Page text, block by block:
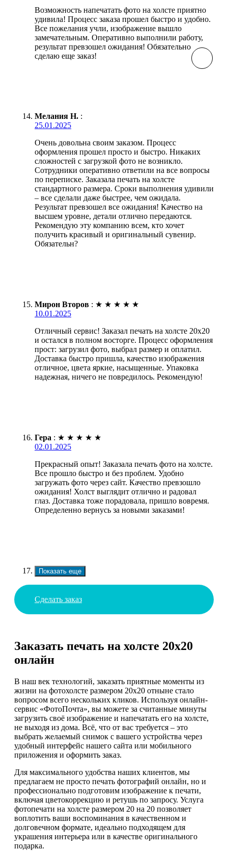
Возможность напечатать фото на холсте приятно
удивила! Процесс заказа прошел быстро и удобно.
Все пожелания учли, изображение вышло
замечательным. Оперативно выполнили работу,
результат превзошел ожидания! Обязательно
сделаю еще заказ!
Мелания Н. :
25.01.2025
Очень довольна своим заказом. Процесс
оформления прошел просто и быстро. Никаких
сложностей с загрузкой фото не возникло.
Сотрудники оперативно ответили на все вопросы
по переписке. Заказала печать на холсте
стандартного размера. Сроки выполнения удивили
– все сделали даже быстрее, чем ожидала.
Результат превзошел все ожидания! Качество на
высшем уровне, детали отлично передаются.
Рекомендую эту компанию всем, кто хочет
получить красивый и оригинальный сувенир.
Обязательн?
Мирон Второв : ★ ★ ★ ★ ★
10.01.2025
Отличный сервис! Заказал печать на холсте 20х20
и остался в полном восторге. Процесс оформления
прост: загрузил фото, выбрал размер и оплатил.
Доставка быстро пришла, качество изображения
отличное, цвета яркие, насыщенные. Упаковка
надежная, ничего не повредилось. Рекомендую!
Гера : ★ ★ ★ ★ ★
02.01.2025
Прекрасный опыт! Заказала печать фото на холсте.
Все прошло быстро и без проблем. Удобно
загружать фото через сайт. Качество превзошло
ожидания! Холст выглядит отлично и радовал
глаз. Доставка тоже порадовала, пришло вовремя.
Определенно вернусь за новыми заказами!
Показать еще
Сделать заказ
Заказать печать на холсте 20х20
онлайн
В наш век технологий, заказать приятные моменты из
жизни на фотохолсте размером 20х20 отныне стало
вопросом всего нескольких кликов. Используя онлайн-
сервис «ФотоПочта», вы можете за считанные минуты
загрузить своё изображение и напечатать его на холсте,
не выходя из дома. Всё, что от вас требуется – это
выбрать желаемый снимок с вашего устройства через
удобный интерфейс нашего сайта или мобильного
приложения и оформить заказ.
Для максимального удобства наших клиентов, мы
предлагаем не просто печать фотографий онлайн, но и
профессионально подготовим изображение к печати,
включая цветокоррекцию и ретушь по запросу. Услуга
фотопечати на холсте размером 20 на 20 позволяет
воплотить ваши воспоминания в качественном и
долговечном формате, идеально подходящем для
украшения интерьера или в качестве оригинального
подарка.